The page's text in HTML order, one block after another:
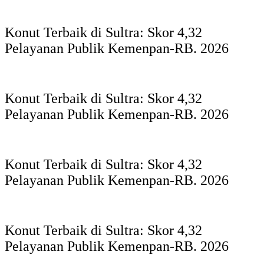
Konut Terbaik di Sultra: Skor 4,32
Pelayanan Publik Kemenpan-RB. 2026
Konut Terbaik di Sultra: Skor 4,32
Pelayanan Publik Kemenpan-RB. 2026
Konut Terbaik di Sultra: Skor 4,32
Pelayanan Publik Kemenpan-RB. 2026
Konut Terbaik di Sultra: Skor 4,32
Pelayanan Publik Kemenpan-RB. 2026